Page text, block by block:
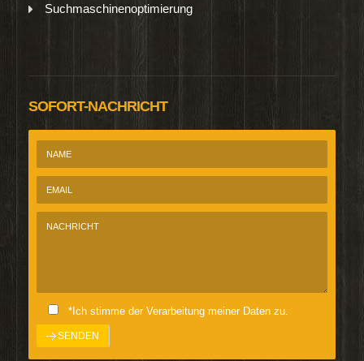
Suchmaschinenoptimierung
SOFORT-NACHRICHT
*Ich stimme der Verarbeitung meiner Daten zu.